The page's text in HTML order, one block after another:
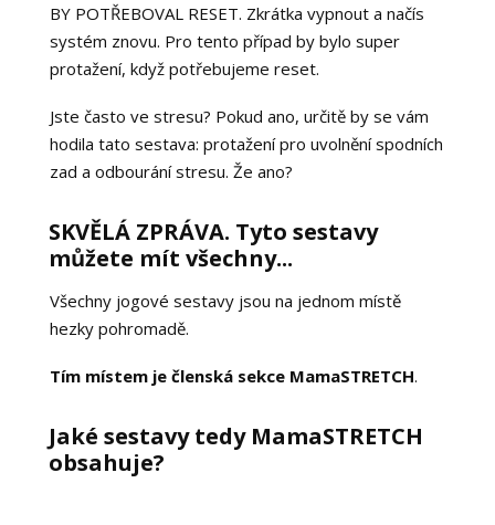
BY POTŘEBOVAL RESET. Zkrátka vypnout a načís
systém znovu. Pro tento případ by bylo super
protažení, když potřebujeme reset.
Jste často ve stresu? Pokud ano, určitě by se vám
hodila tato sestava: protažení pro uvolnění spodních
zad a odbourání stresu. Že ano?
SKVĚLÁ ZPRÁVA. Tyto sestavy
můžete mít všechny...
Všechny jogové sestavy jsou na jednom místě
hezky pohromadě.
Tím místem je členská sekce MamaSTRETCH.
Jaké sestavy tedy MamaSTRETCH
obsahuje?